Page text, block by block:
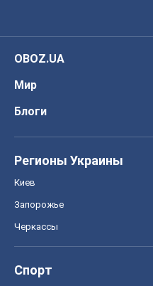
OBOZ.UA
Мир
Блоги
Регионы Украины
Киев
Запорожье
Черкассы
Спорт